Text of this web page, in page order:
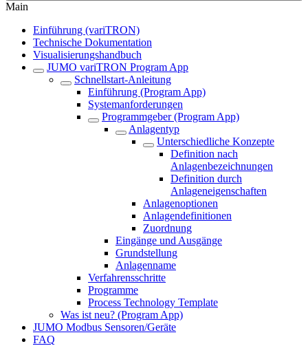
Main
Einführung (variTRON)
Technische Dokumentation
Visualisierungshandbuch
JUMO variTRON Program App
Schnellstart-Anleitung
Einführung (Program App)
Systemanforderungen
Programmgeber (Program App)
Anlagentyp
Unterschiedliche Konzepte
Definition nach
Anlagenbezeichnungen
Definition durch
Anlageneigenschaften
Anlagenoptionen
Anlagendefinitionen
Zuordnung
Eingänge und Ausgänge
Grundstellung
Anlagenname
Verfahrensschritte
Programme
Process Technology Template
Was ist neu? (Program App)
JUMO Modbus Sensoren/Geräte
FAQ